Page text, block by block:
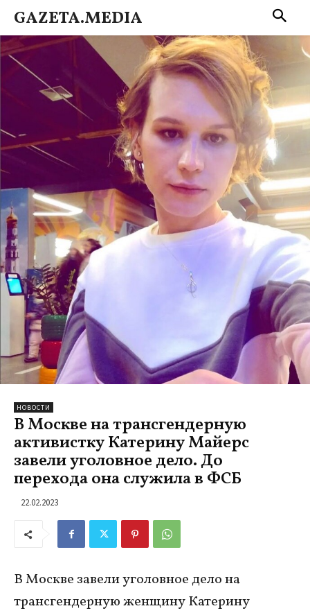
GAZETA.MEDIA
НОВОСТИ
В Москве на трансгендерную
активистку Катерину Майерс
завели уголовное дело. До
перехода она служила в ФСБ
22.02.2023
В Москве завели уголовное дело на
трансгендерную женщину Катерину